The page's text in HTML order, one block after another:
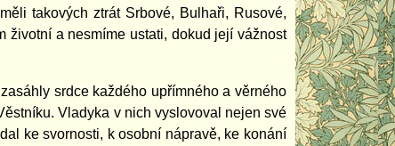
takových ztrát Srbové, Bulhaři, Rusové,
životní a nesmíme ustati, dokud její vážnost
srdce každého upřímného a věrného
Vladyka v nich vyslovoval nejen své
ke svornosti, k osobní nápravě, ke konání